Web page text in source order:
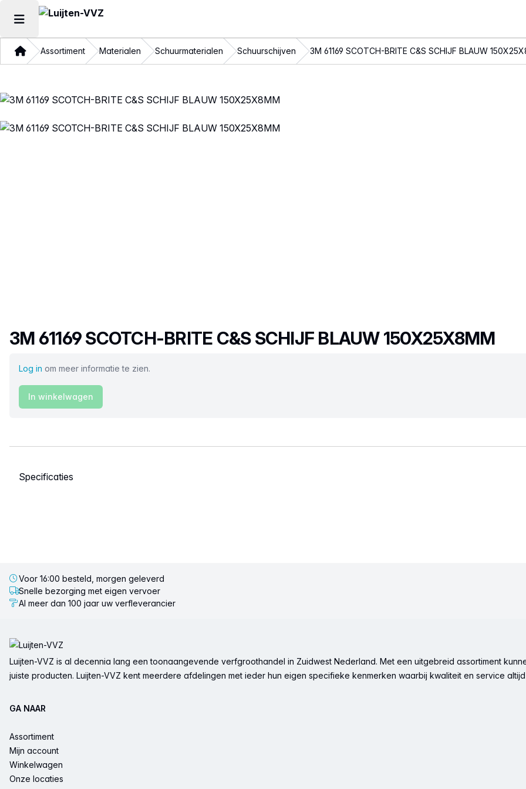
Hoofdmenu openen
ThuisAssortiment Materialen Schuurmaterialen Schuurschijven 3M 61169 SCOTCH-BRITE C&S SCHIJF BLAUW
Productnaam
3M 61169 SCOTCH-BRITE C&S SCHIJF BLAUW 150X25X8MM
Log in om meer informatie te zien.
In winkelwagen
Selecteer een tabblad
Voor 16:00 besteld, morgen geleverd
Snelle bezorging met eigen vervoer
Al meer dan 100 jaar uw verfleverancier
Luijten-VVZ is al decennia lang een toonaangevende verfgroothandel in Zuidwest Nederland. Met een uitgebreid assortiment
juiste producten. Luijten-VVZ kent meerdere afdelingen met ieder hun eigen specifieke kenmerken waarbij kwaliteit en service
GA NAAR
Assortiment
Mijn account
Winkelwagen
Onze locaties